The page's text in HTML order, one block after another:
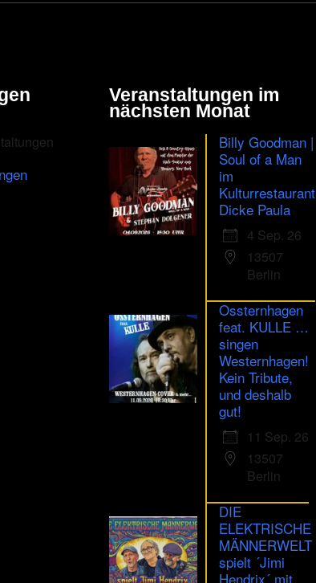
Veranstaltungen im
nächsten Monat
Billy Goodman |
Soul of a Man
im
Kulturrestaurant
Dicke Paula
4 Sep. 26
13507
Berlin
Ossternhagen
feat. KULLE …
singen
Westernhagen!
Kein Tribute,
und deshalb
gut!
11 Sep. 26
13507
Berlin
DIE
ELEKTRISCHE
MÄNNERWELT
spielt ´Jimi
Hendrix´ mit